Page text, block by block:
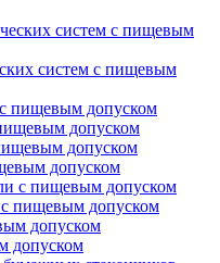
систем с пищевым
допуском
допуском
пищевым допуском
допуском